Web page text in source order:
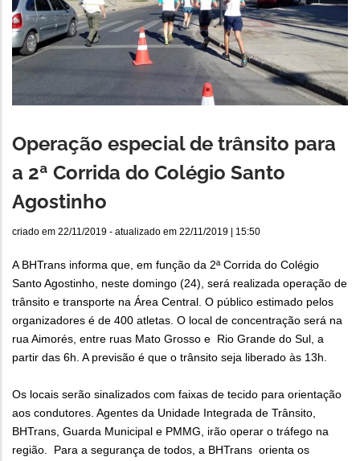
Operação especial de trânsito para
a 2ª Corrida do Colégio Santo
Agostinho
criado em 22/11/2019 - atualizado em 22/11/2019 | 15:50
A BHTrans informa que, em função da 2ª Corrida do Colégio
Santo Agostinho, neste domingo (24), será realizada operação de
trânsito e transporte na Área Central. O público estimado pelos
organizadores é de 400 atletas. O local de concentração será na
rua Aimorés, entre ruas Mato Grosso e Rio Grande do Sul, a
partir das 6h. A previsão é que o trânsito seja liberado às 13h.
Os locais serão sinalizados com faixas de tecido para orientação
aos condutores. Agentes da Unidade Integrada de Trânsito,
BHTrans, Guarda Municipal e PMMG, irão operar o tráfego na
região. Para a segurança de todos, a BHTrans orienta os